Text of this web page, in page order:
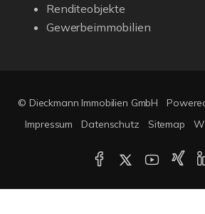
Renditeobjekte
Gewerbeimmobilien
© Dieckmann Immobilien GmbH
Impressum
Datenschutz Sitemap